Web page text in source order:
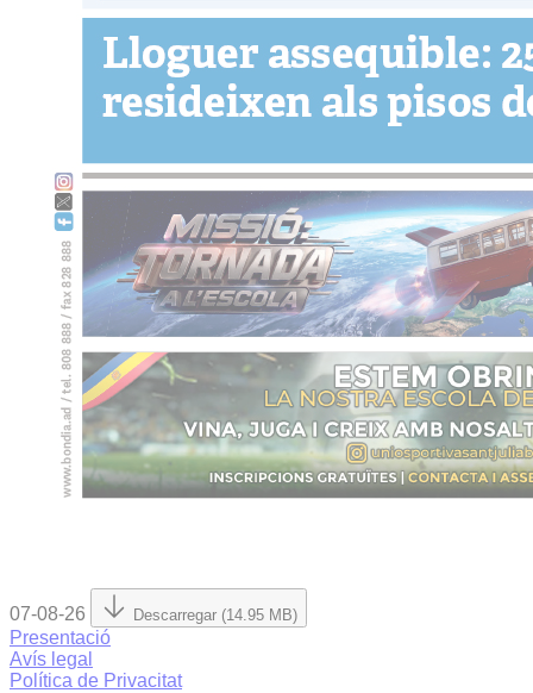
07-08-26 Descarregar (14.95 MB)
Presentació
Avís legal
Política de Privacitat